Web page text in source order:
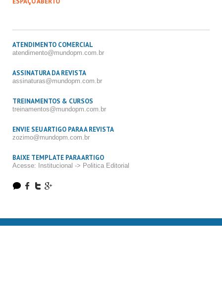
ATENDIMENTO COMERCIAL
atendimento@mundopm.com.br
ASSINATURA DA REVISTA
assinaturas@mundopm.com.br
TREINAMENTOS & CURSOS
treinamentos@mundopm.com.br
ENVIE SEU ARTIGO PARA A REVISTA
zozimo@mundopm.com.br
BAIXE TEMPLATE PARA ARTIGO
Acesse: Institucional -> Politica Editorial